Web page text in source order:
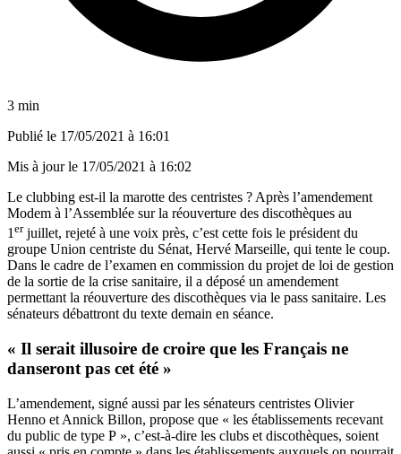
3 min
Publié le 17/05/2021 à 16:01
Mis à jour le 17/05/2021 à 16:02
Le clubbing est-il la marotte des centristes ? Après l’amendement
Modem à l’Assemblée sur la réouverture des discothèques au
1 erjuillet, rejeté à une voix près, c’est cette fois le président du
groupe Union centriste du Sénat, Hervé Marseille, qui tente le coup.
Dans le cadre de l’examen en commission du projet de loi de gestion
de la sortie de la crise sanitaire, il a déposé un amendement
permettant la réouverture des discothèques via le pass sanitaire. Les
sénateurs débattront du texte demain en séance.
« Il serait illusoire de croire que les Français ne
danseront pas cet été »
L’amendement, signé aussi par les sénateurs centristes Olivier
Henno et Annick Billon, propose que « les établissements recevant
du public de type P », c’est-à-dire les clubs et discothèques, soient